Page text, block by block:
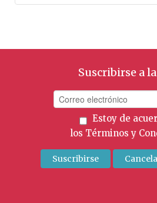
Suscribirse a la
Estoy de
los Términos y